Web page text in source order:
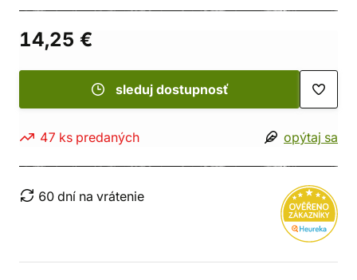
14,25 €
sleduj dostupnosť
47 ks predaných opýtaj sa
60 dní na vrátenie